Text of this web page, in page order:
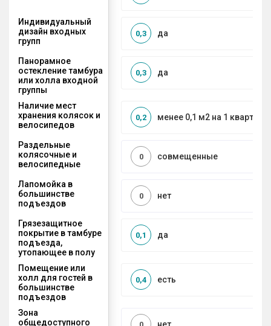
Индивидуальный
дизайн входных
групп
да
0,3
Панорамное
остекление тамбура
или холла входной
группы
да
0,3
Наличие мест
хранения колясок и
велосипедов
менее 0,1 м2 на 1 квартиру
0,2
Раздельные
колясочные и
велосипедные
совмещенные
0
Лапомойка в
большинстве
подъездов
нет
0
Грязезащитное
покрытие в тамбуре
подъезда,
утопающее в полу
да
0,1
Помещение или
холл для гостей в
большинстве
подъездов
есть
0,4
Зона
общедоступного